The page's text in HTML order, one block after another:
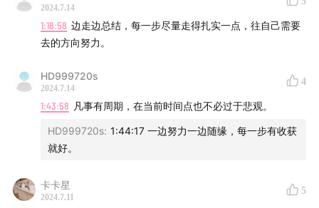
适的相处方式和沟通方法，以此实现内心的放松和进步。
📚在投资银行工作中，第二阶段的核心问题是什么？
良好的沟通与协作。例如，在投行中，除了与同事（包括上
量的coordination和communication工作，需要找到合适且
高效的方式来满足各方需求。
第三阶段主要面临明显的市场竞争压力和陡峭的学习曲线。
随着工作经验的增长，我开始思考如何进一步发展职业规
2024.7.14
1:18:58 边走边总结，每一步尽量走得扎实一点，往自己需要
去的方向努力。
HD999720s
2024.7.14
4
1:43:58 凡事有周期，在当前时间点也不必过于悲观。
HD999720s: 1:44:17 一边努力一边随缘，每一步有收获
就好。
卡卡星
2024.7.11
5